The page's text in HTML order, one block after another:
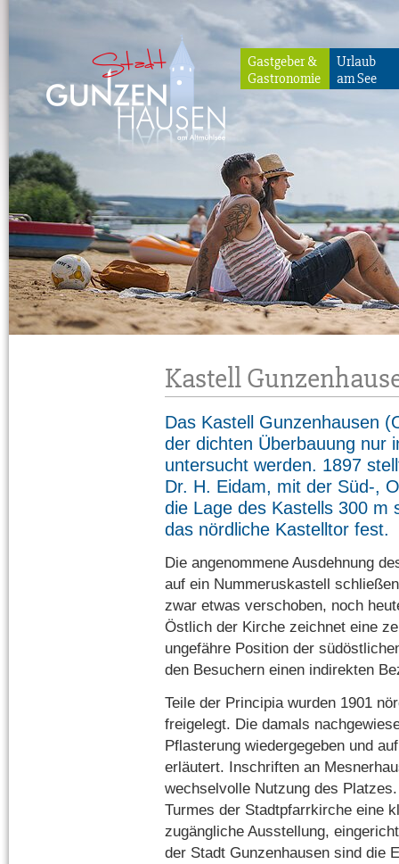
Gunzenhausen
Gastgeber &
Gastronomie
Urlaub
am See
Kastell
Das Kastell Gunzenhausen
der dichten Überbauung nur
untersucht werden. 1897
Dr. H. Eidam, mit der Süd-,
die Lage des Kastells 300 m
das nördliche Kastelltor fest.
Die angenommene Ausdehnung
auf ein Nummeruskastell
zwar etwas verschoben, noch
Östlich der Kirche zeichnet eine
ungefähre Position der
den Besuchern einen indirekten
Teile der Principia wurden 1901
freigelegt. Die damals
Pflasterung wiedergegeben und
erläutert. Inschriften an
wechselvolle Nutzung des
Turmes der Stadtpfarrkirche eine
zugängliche Ausstellung,
der Stadt Gunzenhausen sind die